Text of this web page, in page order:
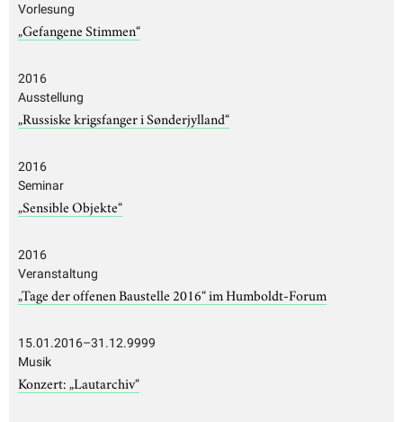
Vorlesung
„Gefangene Stimmen“
2016
Ausstellung
„Russiske krigsfanger i Sønderjylland“
2016
Seminar
„Sensible Objekte“
2016
Veranstaltung
„Tage der offenen Baustelle 2016“ im Humboldt-Forum
15.01.2016–31.12.9999
Musik
Konzert: „Lautarchiv“